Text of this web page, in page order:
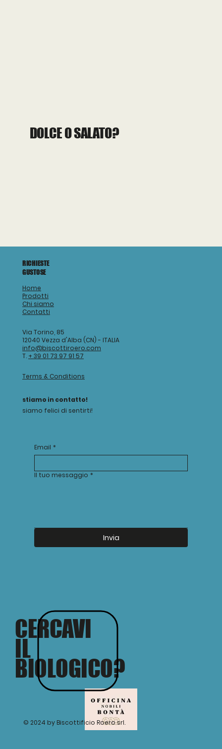
DOLCE O SALATO?
CERCAVI
IL
BIOLOGICO?
© 2024 by Biscottificio Roero srl.
RICHIESTE
GUSTOSE
Home
Prodotti
Chi siamo
Contatti
Via Torino, 85
12040 Vezza d'Alba (CN) - ITALIA
info@biscottiroero.com
T. + 39 01 73 97 91 57
Terms & Conditions
stiamo in contatto!
siamo felici di sentirti!
Email *
Il tuo messaggio *
Invia